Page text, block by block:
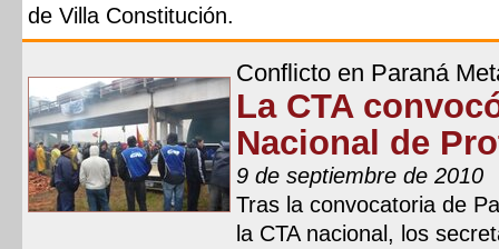
de Villa Constitución.
Conflicto en Paraná
La CTA
Nacional de
9 de septiembre de 2010
Tras la convocatoria de
la CTA nacional, los